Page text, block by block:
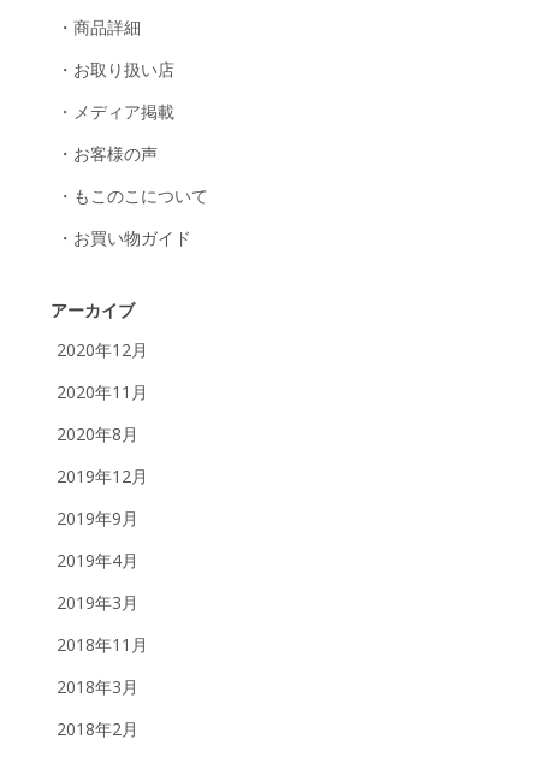
・商品詳細
・お取り扱い店
・メディア掲載
・お客様の声
・もこのこについて
・お買い物ガイド
アーカイブ
2020年12月
2020年11月
2020年8月
2019年12月
2019年9月
2019年4月
2019年3月
2018年11月
2018年3月
2018年2月